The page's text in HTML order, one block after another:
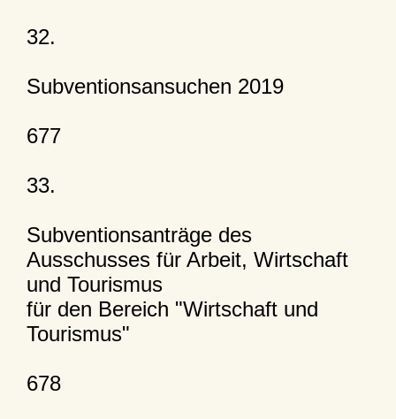
32.
Subventionsansuchen 2019
677
33.
Subventionsanträge des
Ausschusses für Arbeit, Wirtschaft
und Tourismus
für den Bereich "Wirtschaft und
Tourismus"
678